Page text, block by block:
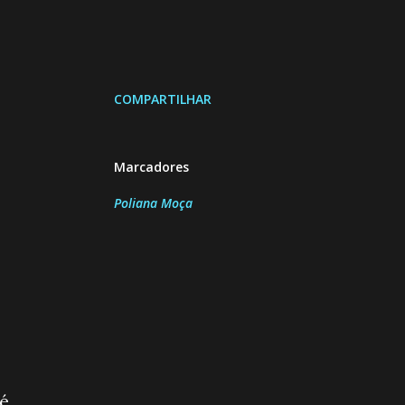
COMPARTILHAR
Marcadores
Poliana Moça